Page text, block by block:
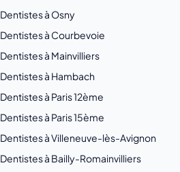
Dentistes à Osny
Dentistes à Courbevoie
Dentistes à Mainvilliers
Dentistes à Hambach
Dentistes à Paris 12ème
Dentistes à Paris 15ème
Dentistes à Villeneuve-lès-Avignon
Dentistes à Bailly-Romainvilliers